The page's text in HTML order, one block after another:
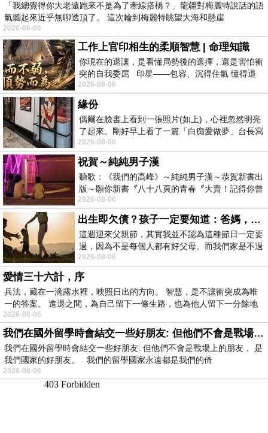
「我總覺得你大老遠跑來不是為了牽線搭橋？」龍疆對梅麗特說話的語
氣聽起來近乎無聊透頂了。 這次輪到梅麗特眺望大海和懸崖
2026-08-06
工作上官印相生的柔順智慧 | 命理知識
你現在的退讓，是看懂局勢後的選擇，還是害怕衝
突的自我委屈 印星——包容、沉得住氣 懂得退
一步觀察，不會
2026-08-06
緣份
偶爾在臉書上看到一張照片(如上)，心裡忽然明亮
了起來。剛好早上看了一篇「白痴愛做夢」台長寫
的貼文，在回顧年輕時瘋狂愛上
2026-08-06
祝賀～純純男子漢
聽歌：《我們的高峰》～純純男子漢～恭賀新書出
版～願你新書〞八十八頁的青春〞大賣！記得你曾
經在我的版留言…「好讚的圖^^感覺大家
2026-08-06
出生即欠債？孩子一定要知道：爸媽，其實我不欠你們
這週迎來父親節，其實我並不認為這種節日一定要
過，因為不是每個人都有好父母。而我們家是不過
節的，平時也沒什麼儀式感，生活趨近冷
2026-08-06
愛情三十六計，序
兵法，藏在一滴露水裡，映照日出的方向。 智慧，是不讓衝突成為唯
一的答案。 進退之間，為自己留下一條生路，也為他人留下一分餘地
2026-08-06
我們在國外留學時會結交一些好朋友: 但他們不會是戰場上的朋友
我們在國外留學時會結交一些好朋友: 但他們不會是戰場上的朋友， 是
我們國家的好朋友。 我們的留學國家永遠都是我們的倚
2026-08-06